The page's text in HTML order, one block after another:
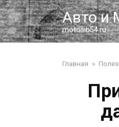
Перейти
к
контенту
Авто и
motosib54.ru
Главная »